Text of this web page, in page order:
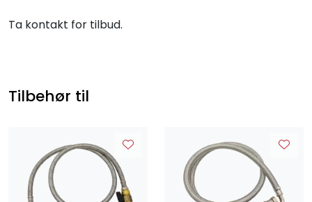
Ta kontakt for tilbud.
Tilbehør til